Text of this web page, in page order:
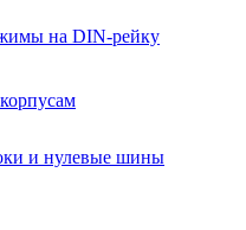
на DIN-рейку
и нулевые шины